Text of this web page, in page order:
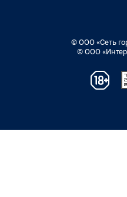
© ООО «Сеть
© ООО